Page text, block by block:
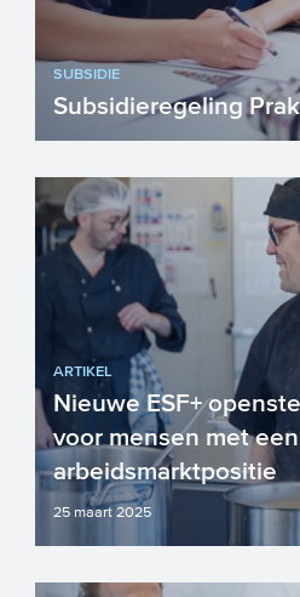
SUBSIDIE
Subsidieregeling
Organisaties die praktijk-
werkleerplaatsen
vanuit de overheid een
ARTIKEL
Nieuwe ESF+
voor mensen met
arbeidsmarktpositie
25 maart 2025